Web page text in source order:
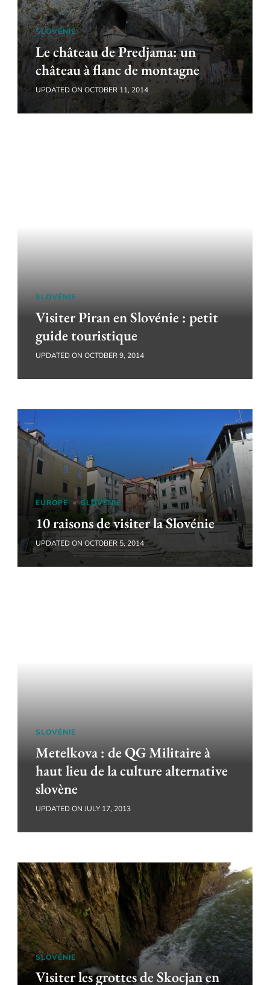
SLOVÉNIE
Le château de Predjama: un
château à flanc de montagne
UPDATED ON OCTOBER 11, 2014
SLOVÉNIE
Visiter Piran en Slovénie : petit
guide touristique
UPDATED ON OCTOBER 9, 2014
EUROPE SLOVÉNIE
10 raisons de visiter la Slovénie
UPDATED ON OCTOBER 5, 2014
SLOVÉNIE
Metelkova : de QG Militaire à
haut lieu de la culture alternative
slovène
UPDATED ON JULY 17, 2013
SLOVÉNIE
Visiter les grottes de Skocjan en